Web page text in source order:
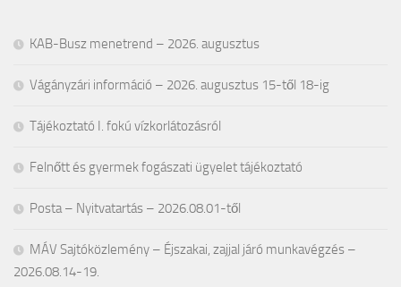
KAB-Busz menetrend – 2026. augusztus
Vágányzári információ – 2026. augusztus 15-től 18-ig
Tájékoztató I. fokú vízkorlátozásról
Felnőtt és gyermek fogászati ügyelet tájékoztató
Posta – Nyitvatartás – 2026.08.01-től
MÁV Sajtóközlemény – Éjszakai, zajjal járó munkavégzés –
2026.08.14-19.